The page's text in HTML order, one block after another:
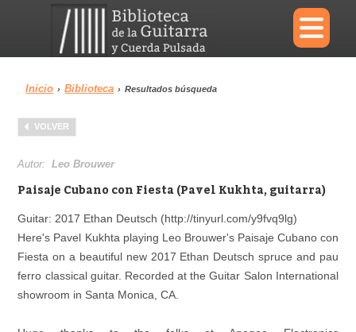
×
Menu
Biblioteca
Área personal Reproductor
Inicio › Biblioteca › Resultados búsqueda
VOLVER
Autor:Leo Brouwer
Paisaje Cubano con Fiesta (Pavel Kukhta, guitarra)
Guitar: 2017 Ethan Deutsch (http://tinyurl.com/y9fvq9lg)
Here's Pavel Kukhta playing Leo Brouwer's Paisaje Cubano con
Fiesta on a beautiful new 2017 Ethan Deutsch spruce and pau
ferro classical guitar. Recorded at the Guitar Salon International
showroom in Santa Monica, CA.